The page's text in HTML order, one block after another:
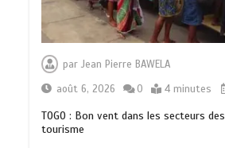
parJean Pierre BAWELA
août 6, 2026
0 4 minutes
TOGO : Bon vent dans les secteurs
tourisme